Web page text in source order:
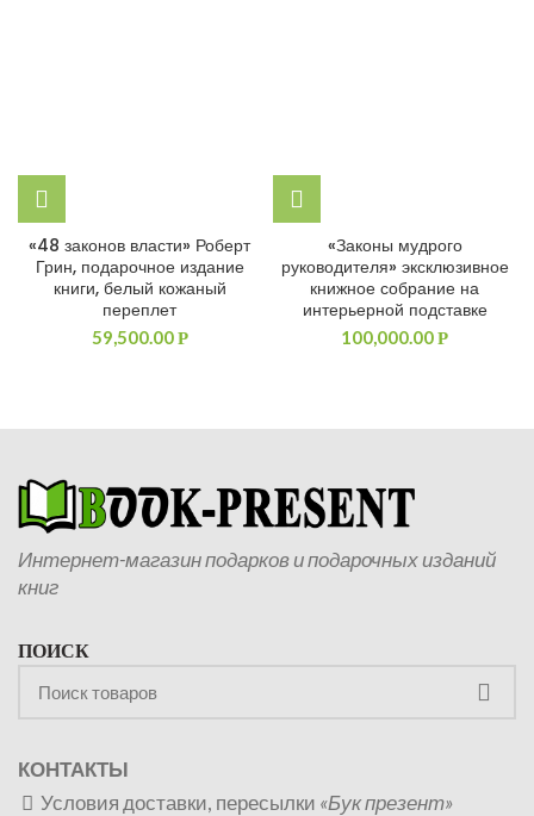
«48 законов власти» Роберт
Грин, подарочное издание
книги, белый кожаный
переплет
59,500.00Р
«Законы мудрого
руководителя» эксклюзивное
книжное собрание на
интерьерной подставке
100,000.00Р
Интернет-магазин подарков и подарочных изданий
книг
ПОИСК
КОНТАКТЫ
Условия доставки, пересылки «Бук презент»